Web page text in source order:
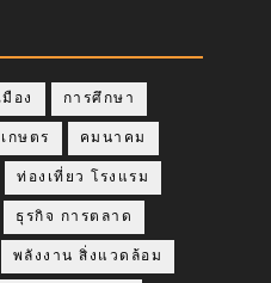
มือง การศึกษา
เกษตร คมนาคม
ท่องเที่ยว โรงแรม
ธุรกิจ การตลาด
พลังงาน สิ่งแวดล้อม